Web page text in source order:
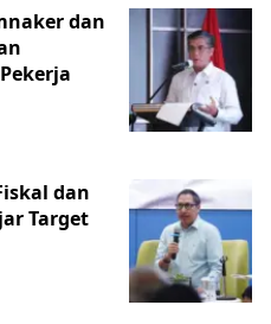
dan
dan
Target